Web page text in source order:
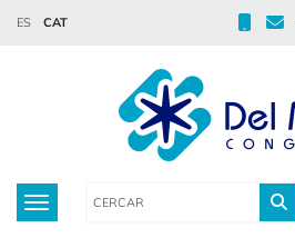
ES CAT
Toggle navigation